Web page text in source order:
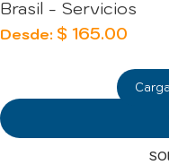
Brasil - Servicios
Desde: $ 165.00